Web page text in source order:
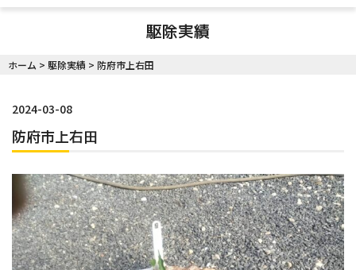
駆除実績
ホーム > 駆除実績 > 防府市上右田
2024-03-08
防府市上右田